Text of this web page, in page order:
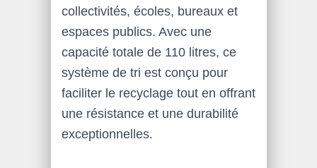
collectivités, écoles, bureaux et
espaces publics. Avec une
capacité totale de 110 litres, ce
système de tri est conçu pour
faciliter le recyclage tout en offrant
une résistance et une durabilité
exceptionnelles.